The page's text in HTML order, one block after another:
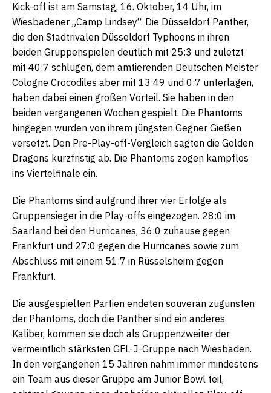
Kick-off ist am Samstag, 16. Oktober, 14 Uhr, im
Wiesbadener „Camp Lindsey“. Die Düsseldorf Panther,
die den Stadtrivalen Düsseldorf Typhoons in ihren
beiden Gruppenspielen deutlich mit 25:3 und zuletzt
mit 40:7 schlugen, dem amtierenden Deutschen Meister
Cologne Crocodiles aber mit 13:49 und 0:7 unterlagen,
haben dabei einen großen Vorteil. Sie haben in den
beiden vergangenen Wochen gespielt. Die Phantoms
hingegen wurden von ihrem jüngsten Gegner Gießen
versetzt. Den Pre-Play-off-Vergleich sagten die Golden
Dragons kurzfristig ab. Die Phantoms zogen kampflos
ins Viertelfinale ein.
Die Phantoms sind aufgrund ihrer vier Erfolge als
Gruppensieger in die Play-offs eingezogen. 28:0 im
Saarland bei den Hurricanes, 36:0 zuhause gegen
Frankfurt und 27:0 gegen die Hurricanes sowie zum
Abschluss mit einem 51:7 in Rüsselsheim gegen
Frankfurt.
Die ausgespielten Partien endeten souverän zugunsten
der Phantoms, doch die Panther sind ein anderes
Kaliber, kommen sie doch als Gruppenzweiter der
vermeintlich stärksten GFL-J-Gruppe nach Wiesbaden.
In den vergangenen 15 Jahren nahm immer mindestens
ein Team aus dieser Gruppe am Junior Bowl teil,